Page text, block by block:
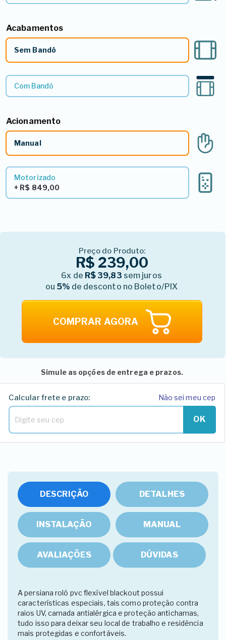
5º - Acabamentos*
Acabamentos
Sem Bandô
Com Bandô
4º - Acionamento*
Acionamento
Manual
Motorizado
+ R$ 849,00
Preço do Produto:
R$ 239,00
6x de R$ 39,83 sem juros
ou 5% de desconto no Boleto/PIX
COMPRAR AGORA
Simule as opções de entrega e prazos.
Calcular frete e prazo: Não sei meu cep
OK
DESCRIÇÃO DETALHES
INSTALAÇÃO MANUAL
AVALIAÇÕES DÚVIDAS
A persiana rolô pvc flexível blackout possui
características especiais, tais como proteção contra
raios UV, camada antialérgica e proteção antichamas,
tudo isso para deixar seu local de trabalho e residência
mais protegidas e confortáveis.